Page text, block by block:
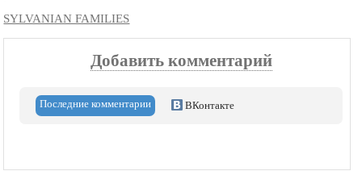
SYLVANIAN FAMILIES
Добавить комментарий
Последние комментарии ВКонтакте